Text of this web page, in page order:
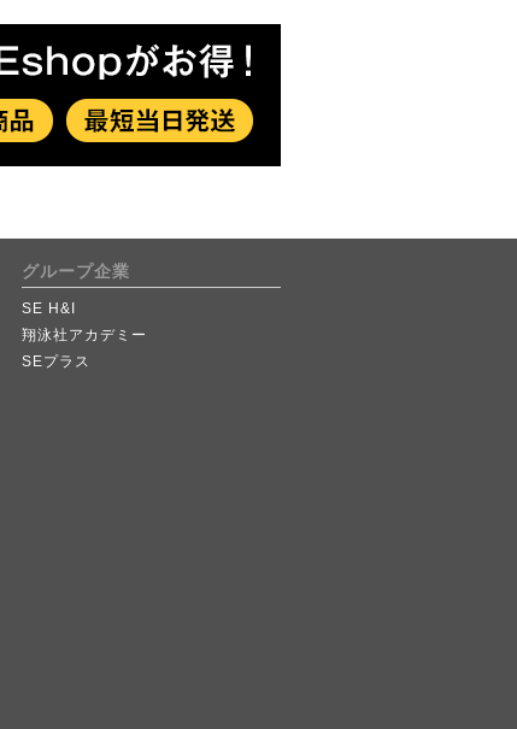
グループ企業
SE H&I
翔泳社アカデミー
SEプラス